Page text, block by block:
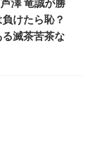
澤 竜誠が勝
けたら恥？
滅茶苦茶な